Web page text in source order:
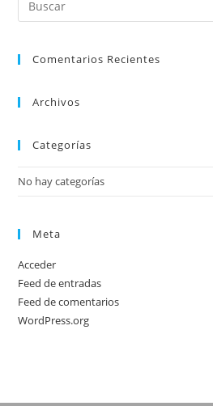
Comentarios Recientes
Archivos
Categorías
No hay categorías
Meta
Acceder
Feed de entradas
Feed de comentarios
WordPress.org